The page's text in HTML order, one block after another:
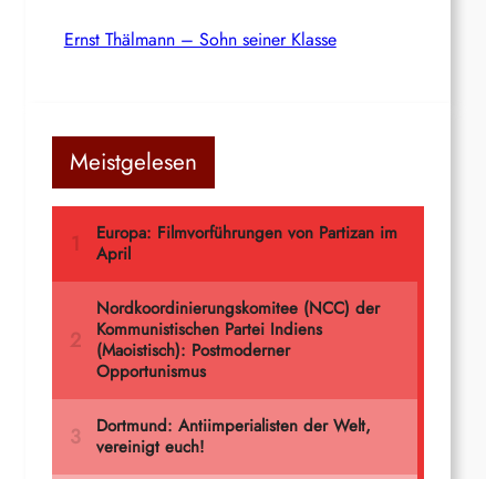
Ernst Thälmann – Sohn seiner Klasse
Meistgelesen